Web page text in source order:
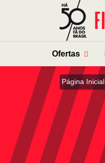
Ofertas
Página Inicial